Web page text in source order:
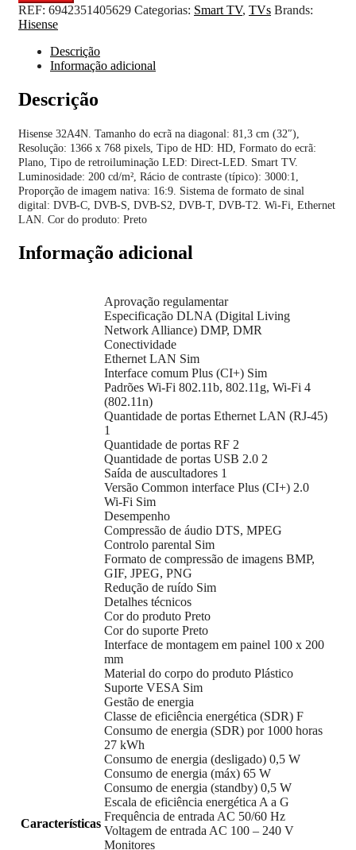
REF: 6942351405629 Categorias: Smart TV, TVs Brands:
Hisense
Descrição
Informação adicional
Descrição
Hisense 32A4N. Tamanho do ecrã na diagonal: 81,3 cm (32″),
Resolução: 1366 x 768 pixels, Tipo de HD: HD, Formato do ecrã:
Plano, Tipo de retroiluminação LED: Direct-LED. Smart TV.
Luminosidade: 200 cd/m², Rácio de contraste (típico): 3000:1,
Proporção de imagem nativa: 16:9. Sistema de formato de sinal
digital: DVB-C, DVB-S, DVB-S2, DVB-T, DVB-T2. Wi-Fi, Ethernet
LAN. Cor do produto: Preto
Informação adicional
Características
Aprovação regulamentar
Especificação DLNA (Digital Living
Network Alliance) DMP, DMR
Conectividade
Ethernet LAN Sim
Interface comum Plus (CI+) Sim
Padrões Wi-Fi 802.11b, 802.11g, Wi-Fi 4
(802.11n)
Quantidade de portas Ethernet LAN (RJ-45)
1
Quantidade de portas RF 2
Quantidade de portas USB 2.0 2
Saída de auscultadores 1
Versão Common interface Plus (CI+) 2.0
Wi-Fi Sim
Desempenho
Compressão de áudio DTS, MPEG
Controlo parental Sim
Formato de compressão de imagens BMP,
GIF, JPEG, PNG
Redução de ruído Sim
Detalhes técnicos
Cor do produto Preto
Cor do suporte Preto
Interface de montagem em painel 100 x 200
mm
Material do corpo do produto Plástico
Suporte VESA Sim
Gestão de energia
Classe de eficiência energética (SDR) F
Consumo de energia (SDR) por 1000 horas
27 kWh
Consumo de energia (desligado) 0,5 W
Consumo de energia (máx) 65 W
Consumo de energia (standby) 0,5 W
Escala de eficiência energética A a G
Frequência de entrada AC 50/60 Hz
Voltagem de entrada AC 100 – 240 V
Monitores